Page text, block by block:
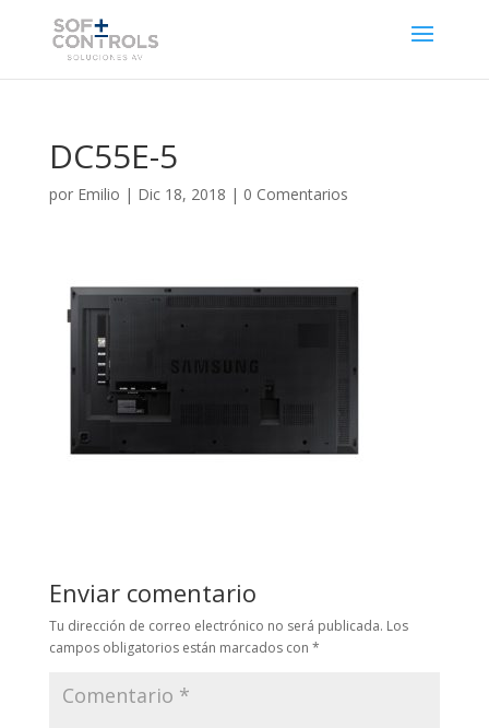
DC55E-5
por Emilio | Dic 18, 2018 | 0 Comentarios
Enviar comentario
Tu dirección de correo electrónico no será publicada. Los
campos obligatorios están marcados con *